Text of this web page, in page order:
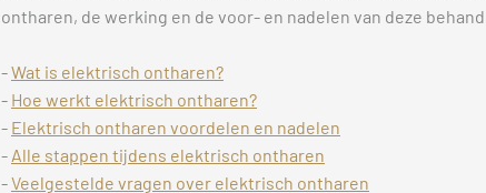
ontharen, de werking en de voor- en nadelen van deze
-Wat is elektrisch ontharen?
- Hoe werkt elektrisch ontharen?
- Elektrisch ontharen voordelen en nadelen
- Alle stappen tijdens elektrisch ontharen
-Veelgestelde vragen over elektrisch ontharen